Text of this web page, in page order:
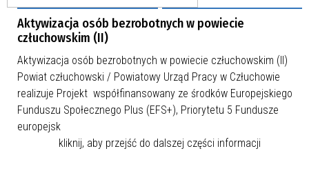
Aktywizacja osób bezrobotnych w powiecie
człuchowskim (II)
Aktywizacja osób bezrobotnych w powiecie człuchowskim (II)
Powiat człuchowski / Powiatowy Urząd Pracy w Człuchowie
realizuje Projekt współfinansowany ze środków Europejskiego
Funduszu Społecznego Plus (EFS+), Priorytetu 5 Fundusze
europejsk
kliknij, aby przejść do dalszej części informacji